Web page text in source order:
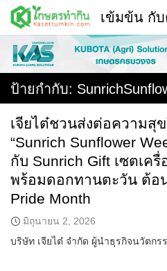
Skip
content
พืช
หน้าแรก
แวดวงเกษตร
ใคร ทำอะไร ที่ไหน
สถานีข่าววันนี้
เข้มข้น กับ
ป้ายกำกับ:
เจียไต๋ชวนส่งต่อความสุ
“Sunrich Sunflower
กับ Sunrich Gift เซตเครื่
พร้อมดอกทานตะวัน ต้อ
Pride Month
มิถุนายน 2, 2026
บริษัท เจียไต๋ จำกัด ผู้นำธุรกิจนวัตกร